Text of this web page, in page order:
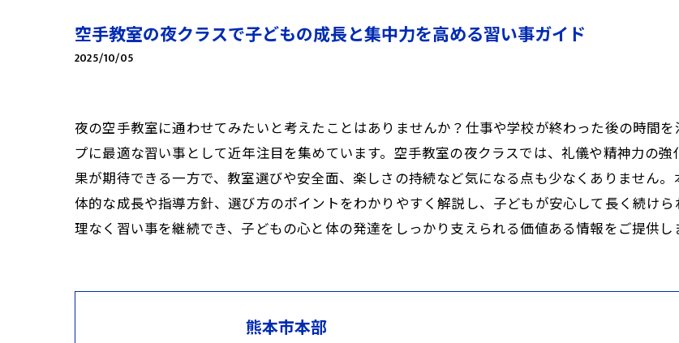
空手教室の夜クラスで子どもの成長と集中力を高める習い事ガイド
2025/10/05
夜の空手教室に通わせてみたいと考えたことはありませんか？仕事や学校が終わった後の時間
プに最適な習い事として近年注目を集めています。空手教室の夜クラスでは、礼儀や精神力の
果が期待できる一方で、教室選びや安全面、楽しさの持続など気になる点も少なくありません
体的な成長や指導方針、選び方のポイントをわかりやすく解説し、子どもが安心して長く続け
理なく習い事を継続でき、子どもの心と体の発達をしっかり支えられる価値ある情報をご提供し
熊本市本部